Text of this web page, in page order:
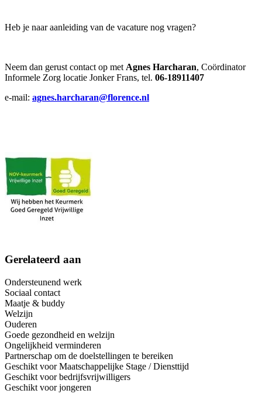
Heb je naar aanleiding van de vacature nog vragen?
Neem dan gerust contact op met Agnes Harcharan, Coördinator
Informele Zorg locatie Jonker Frans, tel. 06-18911407
e-mail: agnes.harcharan@florence.nl
Gerelateerd aan
Ondersteunend werk
Sociaal contact
Maatje & buddy
Welzijn
Ouderen
Goede gezondheid en welzijn
Ongelijkheid verminderen
Partnerschap om de doelstellingen te bereiken
Geschikt voor Maatschappelijke Stage / Diensttijd
Geschikt voor bedrijfsvrijwilligers
Geschikt voor jongeren